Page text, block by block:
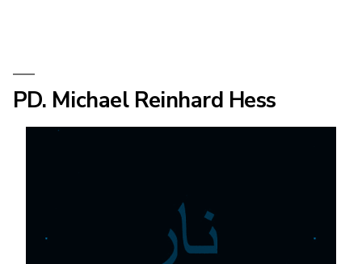
PD. Michael Reinhard Hess